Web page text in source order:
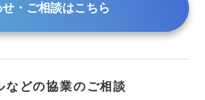
・ご相談はこちら
などの協業のご相談